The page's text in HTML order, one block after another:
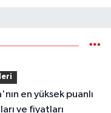
ve fiyatları